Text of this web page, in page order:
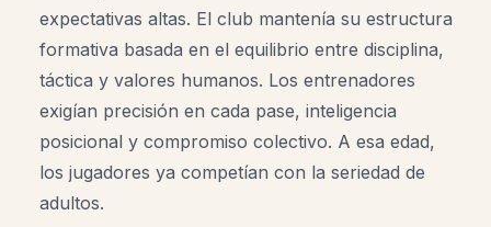
expectativas altas. El club mantenía su estructura
formativa basada en el equilibrio entre disciplina,
táctica y valores humanos. Los entrenadores
exigían precisión en cada pase, inteligencia
posicional y compromiso colectivo. A esa edad,
los jugadores ya competían con la seriedad de
adultos.